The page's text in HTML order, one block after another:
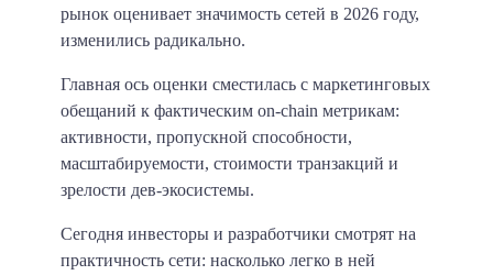
рынок оценивает значимость сетей в 2026 году,
изменились радикально.
Главная ось оценки сместилась с маркетинговых
обещаний к фактическим on-chain метрикам:
активности, пропускной способности,
масштабируемости, стоимости транзакций и
зрелости дев-экосистемы.
Сегодня инвесторы и разработчики смотрят на
практичность сети: насколько легко в ней